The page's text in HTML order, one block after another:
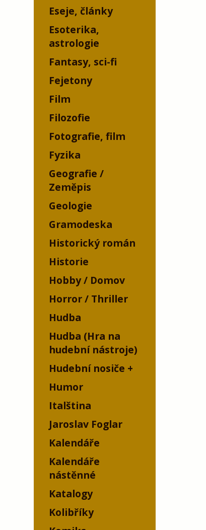
Eseje, články
Esoterika,
astrologie
Fantasy, sci-fi
Fejetony
Film
Filozofie
Fotografie, film
Fyzika
Geografie /
Zeměpis
Geologie
Gramodeska
Historický román
Historie
Hobby / Domov
Horror / Thriller
Hudba
Hudba (Hra na
hudební nástroje)
Hudební nosiče
Humor
Italština
Jaroslav Foglar
Kalendáře
Kalendáře
nástěnné
Katalogy
Kolibříky